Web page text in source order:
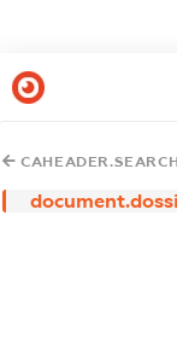
CAHEADER.SEARCH